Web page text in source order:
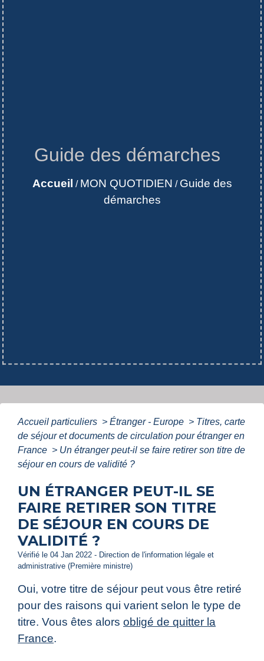
Guide des démarches
Accueil / MON QUOTIDIEN / Guide des
démarches
Accueil particuliers > Étranger - Europe > Titres, carte
de séjour et documents de circulation pour étranger en
France > Un étranger peut-il se faire retirer son titre de
séjour en cours de validité ?
UN ÉTRANGER PEUT-IL SE
FAIRE RETIRER SON TITRE
DE SÉJOUR EN COURS DE
VALIDITÉ ?
Vérifié le 04 Jan 2022 - Direction de l'information légale et
administrative (Première ministre)
Oui, votre titre de séjour peut vous être retiré
pour des raisons qui varient selon le type de
titre. Vous êtes alors obligé de quitter la
France.